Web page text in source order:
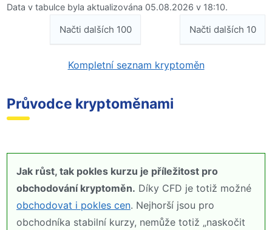
Data v tabulce byla aktualizována 05.08.2026 v 18:10.
Načti dalších 10
Načti dalších 100
Kompletní seznam kryptoměn
Průvodce kryptoměnami
Jak růst, tak pokles kurzu je příležitost pro
obchodování kryptoměn. Díky CFD je totiž možné
obchodovat i pokles cen. Nejhorší jsou pro
obchodníka stabilní kurzy, nemůže totiž „naskočit